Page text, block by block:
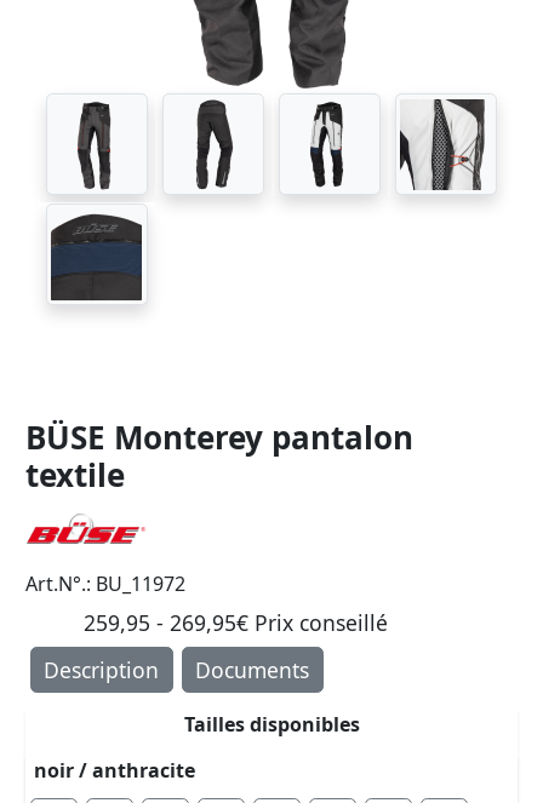
BÜSE Monterey pantalon
textile
Art.N°.: BU_11972
259,95 - 269,95€ Prix ​​conseillé
Description
Documents
Tailles disponibles
noir / anthracite